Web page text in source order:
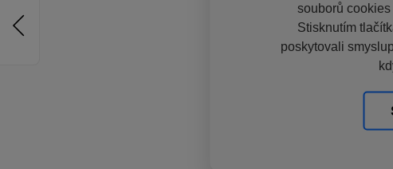
souborů
Stisknutím
poskytovali